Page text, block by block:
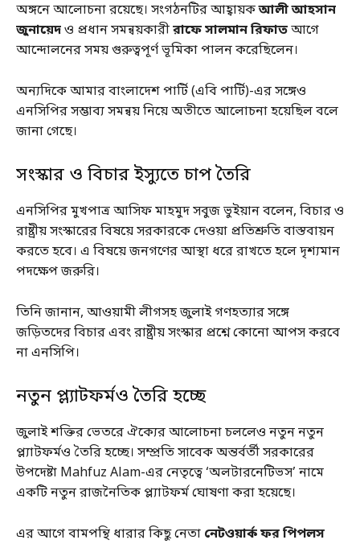
অঙ্গনে আলোচনা রয়েছে। সংগঠনটির আহ্বায়কআলী আহসান
জুনায়েদও প্রধান সমন্বয়কারীরাফে সালমান রিফাতআগে
আন্দোলনের সময় গুরুত্বপূর্ণ ভূমিকা পালন করেছিলেন।
অন্যদিকে আমার বাংলাদেশ পার্টি (এবি পার্টি)-এর সঙ্গেও
এনসিপির সম্ভাব্য সমন্বয় নিয়ে অতীতে আলোচনা হয়েছিল বলে
জানা গেছে।
সংস্কার ও বিচার ইস্যুতে চাপ তৈরি
এনসিপির মুখপাত্র আসিফ মাহমুদ সবুজ ভুইয়ান বলেন, বিচার ও
রাষ্ট্রীয় সংস্কারের বিষয়ে সরকারকে দেওয়া প্রতিশ্রুতি বাস্তবায়ন
করতে হবে। এ বিষয়ে জনগণের আস্থা ধরে রাখতে হলে দৃশ্যমান
পদক্ষেপ জরুরি।
তিনি জানান, আওয়ামী লীগসহ জুলাই গণহত্যার সঙ্গে
জড়িতদের বিচার এবং রাষ্ট্রীয় সংস্কার প্রশ্নে কোনো আপস করবে
না এনসিপি।
নতুন প্ল্যাটফর্মও তৈরি হচ্ছে
জুলাই শক্তির ভেতরে ঐক্যের আলোচনা চললেও নতুন নতুন
প্ল্যাটফর্মও তৈরি হচ্ছে। সম্প্রতি সাবেক অন্তর্বর্তী সরকারের
উপদেষ্টা Mahfuz Alam-এর নেতৃত্বে ‘অলটারনেটিভস’ নামে
একটি নতুন রাজনৈতিক প্ল্যাটফর্ম ঘোষণা করা হয়েছে।
এর আগে বামপন্থি ধারার কিছু নেতা নেটওয়ার্ক ফর পিপলস